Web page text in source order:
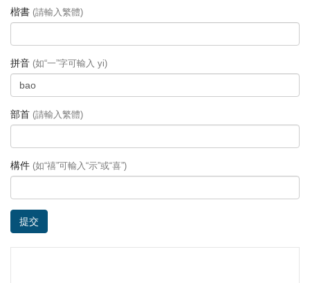
楷書 (請輸入繁體)
拼音 (如“一”字可輸入 yi)
部首 (請輸入繁體)
構件 (如“禧”可輸入“示”或“喜”)
提交